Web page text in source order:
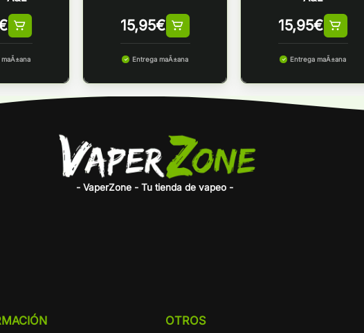
15,95€
Entrega maÃ±ana
15,95€
Entrega maÃ±ana
- VaperZone - Tu tienda de vapeo -
OTROS